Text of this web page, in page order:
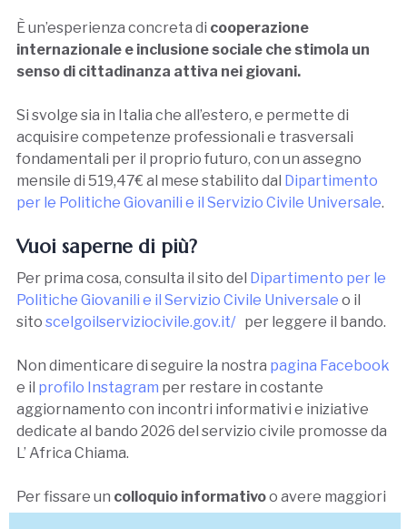
È un’esperienza concreta di cooperazione
internazionale e inclusione sociale che stimola un
senso di cittadinanza attiva nei giovani.
Si svolge sia in Italia che all’estero, e permette di
acquisire competenze professionali e trasversali
fondamentali per il proprio futuro, con un assegno
mensile di 519,47€ al mese stabilito dal Dipartimento
per le Politiche Giovanili e il Servizio Civile Universale.
Vuoi saperne di più?
Per prima cosa, consulta il sito del Dipartimento per le
Politiche Giovanili e il Servizio Civile Universale o il
sito scelgoilserviziocivile.gov.it/per leggere il bando.
Non dimenticare di seguire la nostra pagina Facebook
e il profilo Instagram per restare in costante
aggiornamento con incontri informativi e iniziative
dedicate al bando 2026 del servizio civile promosse da
L’ Africa Chiama.
Per fissare un colloquio informativoo avere maggiori
informazioni,contattaci: